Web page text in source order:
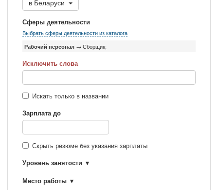
в Беларуси
Сферы деятельности
Выбрать сферы деятельности из каталога
Рабочий персонал → Сборщик;
Исключить слова
Искать только в названии
Зарплата до
Скрыть резюме без указания зарплаты
Уровень занятости
Место работы